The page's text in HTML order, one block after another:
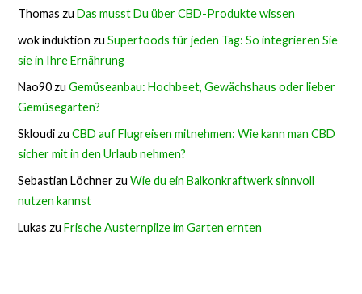
Thomas zuDas musst Du über CBD-Produkte wissen
wok induktion zuSuperfoods für jeden Tag: So integrieren Sie
sie in Ihre Ernährung
Nao90 zuGemüseanbau: Hochbeet, Gewächshaus oder lieber
Gemüsegarten?
Skloudi zuCBD auf Flugreisen mitnehmen: Wie kann man CBD
sicher mit in den Urlaub nehmen?
Sebastian Löchner zuWie du ein Balkonkraftwerk sinnvoll
nutzen kannst
Lukas zuFrische Austernpilze im Garten ernten